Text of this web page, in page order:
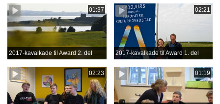
01:37
2017-kavalkade til Award 2. del
02:21
2017-kavalkade til Award 1. del
02:23 01:19